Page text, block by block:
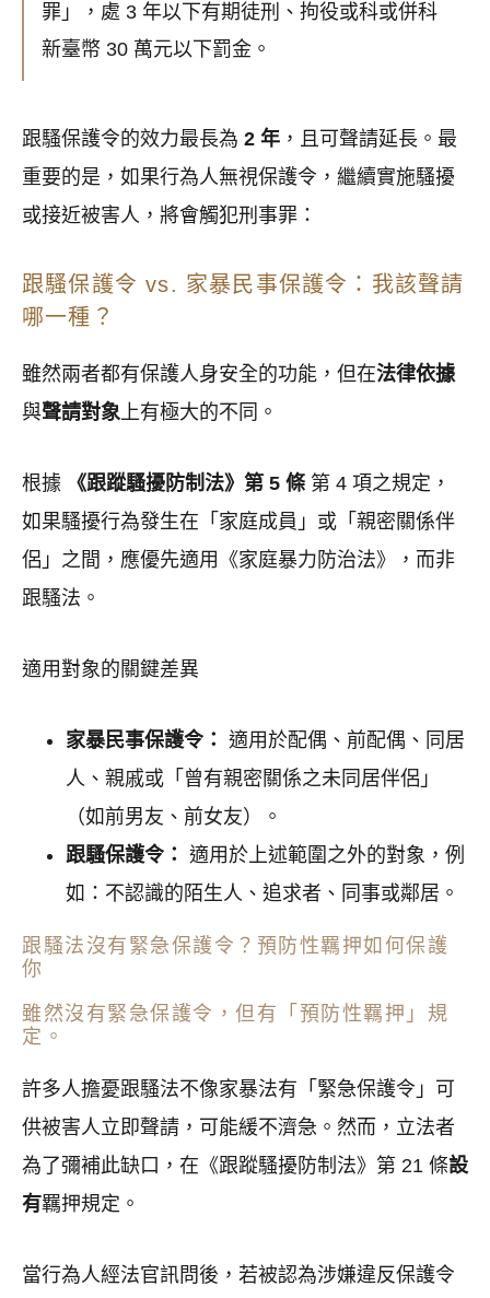
罪」，處 3 年以下有期徒刑、拘役或科或併科
新臺幣 30 萬元以下罰金。
跟騷保護令的效力最長為 2 年 ，且可聲請延長。最
重要的是，如果行為人無視保護令，繼續實施騷擾
或接近被害人，將會觸犯刑事罪：
跟騷保護令 vs. 家暴民事保護令：我該聲請
哪一種？
雖然兩者都有保護人身安全的功能，但在法律依據
與聲請對象上有極大的不同。
根據 《跟蹤騷擾防制法》第 5 條 第 4 項之規定，
如果騷擾行為發生在「家庭成員」或「親密關係伴
侶」之間，應優先適用《家庭暴力防治法》，而非
跟騷法。
適用對象的關鍵差異
家暴民事保護令： 適用於配偶、前配偶、同居
人、親戚或「曾有親密關係之未同居伴侶」
（如前男友、前女友）。
跟騷保護令： 適用於上述範圍之外的對象，例
如：不認識的陌生人、追求者、同事或鄰居。
跟騷法沒有緊急保護令？預防性羈押如何保護
你
雖然沒有緊急保護令，但有「預防性羈押」規
定。
許多人擔憂跟騷法不像家暴法有「緊急保護令」可
供被害人立即聲請，可能緩不濟急。然而，立法者
為了彌補此缺口，在《跟蹤騷擾防制法》第 21 條設
有羈押規定。
當行為人經法官訊問後，若被認為涉嫌違反保護令